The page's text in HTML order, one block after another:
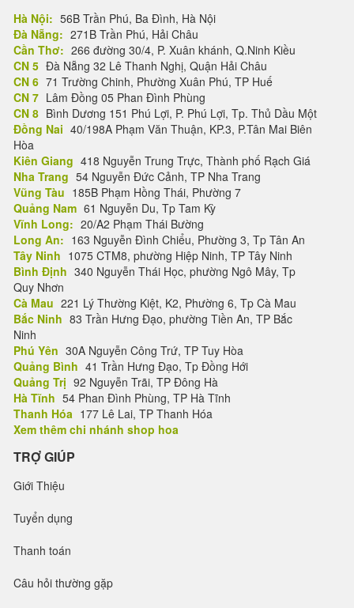
Hà Nội: 56B Trần Phú, Ba Đình, Hà Nội
Đà Nẵng: 271B Trần Phú, Hải Châu
Cần Thơ: 266 đường 30/4, P. Xuân khánh, Q.Ninh Kiều
CN 5 Đà Nẵng 32 Lê Thanh Nghị, Quận Hải Châu
CN 6 71 Trường Chinh, Phường Xuân Phú, TP Huế
CN 7 Lâm Đồng 05 Phan Đình Phùng
CN 8 Bình Dương 151 Phú Lợi, P. Phú Lợi, Tp. Thủ Dầu Một
Đồng Nai 40/198A Phạm Văn Thuận, KP.3, P.Tân Mai Biên
Hòa
Kiên Giang 418 Nguyễn Trung Trực, Thành phố Rạch Giá
Nha Trang 54 Nguyễn Đức Cảnh, TP Nha Trang
Vũng Tàu 185B Phạm Hồng Thái, Phường 7
Quảng Nam 61 Nguyễn Du, Tp Tam Kỳ
Vĩnh Long: 20/A2 Phạm Thái Bường
Long An: 163 Nguyễn Đình Chiểu, Phường 3, Tp Tân An
Tây Ninh 1075 CTM8, phường Hiệp Ninh, TP Tây Ninh
Bình Định 340 Nguyễn Thái Học, phường Ngô Mây, Tp
Quy Nhơn
Cà Mau 221 Lý Thường Kiệt, K2, Phường 6, Tp Cà Mau
Bắc Ninh 83 Trần Hưng Đạo, phường Tiền An, TP Bắc
Ninh
Phú Yên 30A Nguyễn Công Trứ, TP Tuy Hòa
Quảng Bình 41 Trần Hưng Đạo, Tp Đồng Hới
Quảng Trị 92 Nguyễn Trãi, TP Đông Hà
Hà Tĩnh 54 Phan Đình Phùng, TP Hà Tĩnh
Thanh Hóa 177 Lê Lai, TP Thanh Hóa
Xem thêm chi nhánh shop hoa
TRỢ GIÚP
Giới Thiệu
Tuyển dụng
Thanh toán
Câu hỏi thường gặp